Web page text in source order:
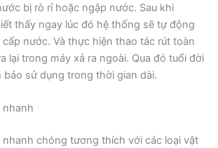
bị rò rỉ hoặc ngập nước. Sau khi
thấy ngay lúc đó hệ thống sẽ tự động
nước. Và thực hiện thao tác rút toàn
lại trong máy xả ra ngoài. Qua đó tuổi đời
bảo sử dụng trong thời gian dài.
nhanh
chóng tương thích với các loại vật